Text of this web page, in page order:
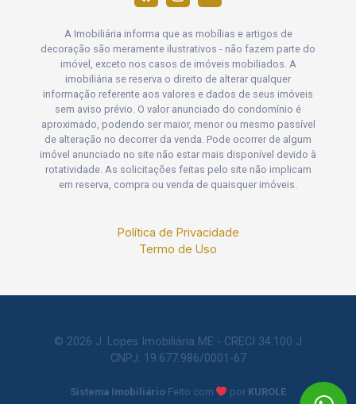
A Imobiliária informa que as mobílias e artigos de
decoração são meramente ilustrativos - não fazem parte do
imóvel, exceto nos casos de imóveis mobiliados. A
imobiliária se reserva o direito de alterar qualquer
informação referente aos valores e dados de seus imóveis
sem aviso prévio. O valor anunciado do condomínio é
aproximado, podendo ser maior, menor ou mesmo passível
de alteração no decorrer da venda. Pode ocorrer de algum
imóvel anunciado no site não estar mais disponível devido à
rotatividade. As solicitações feitas pelo site não implicam
em reserva, compra ou venda de quaisquer imóveis.
Política de Privacidade
Termo de Uso
© 2026 J. Lopes Imobiliária ME - CRECI 34.100 J
CNPJ: 19.677.986/0001-67
Sistema Imobiliário Feito com por KUROLE